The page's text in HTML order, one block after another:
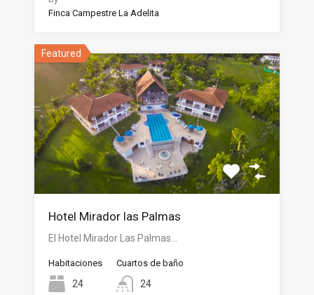
Finca Campestre La Adelita
Featured
Hotel Mirador las Palmas
El Hotel Mirador Las Palmas…
Habitaciones
24
Cuartos de baño
24